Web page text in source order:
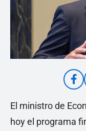
El ministro de
hoy el programa